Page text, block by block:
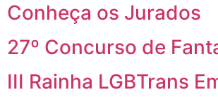
Conheça os Jurados
27º Concurso de
III Rainha LGBTrans